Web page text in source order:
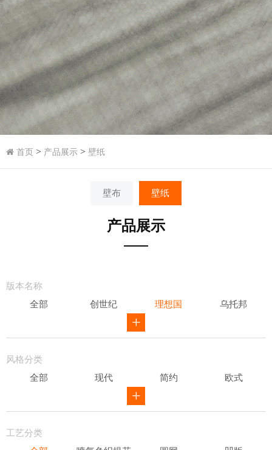
首页 > 产品展示 > 壁纸
壁布 壁纸
产品展示
版本名称
全部
创世纪 理想国 乌托邦
风格分类
全部
现代 简约 欧式
工艺分类